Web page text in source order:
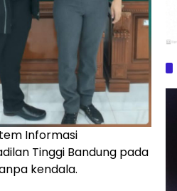
Informasi
Tinggi Bandung pada
kendala.